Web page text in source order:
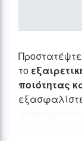
το
ποιότητας